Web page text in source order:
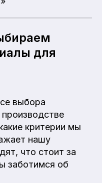
для
выбора
критерии мы
нашу
что стоит за
заботимся об